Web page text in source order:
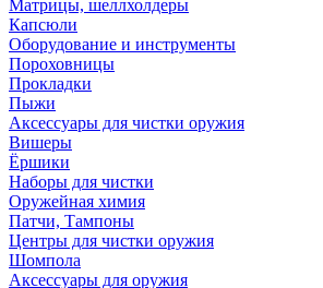
Матрицы, шеллхолдеры
Капсюли
Оборудование и инструменты
Пороховницы
Прокладки
Пыжи
Аксессуары для чистки оружия
Вишеры
Ёршики
Наборы для чистки
Оружейная химия
Патчи, Тампоны
Центры для чистки оружия
Шомпола
Аксессуары для оружия